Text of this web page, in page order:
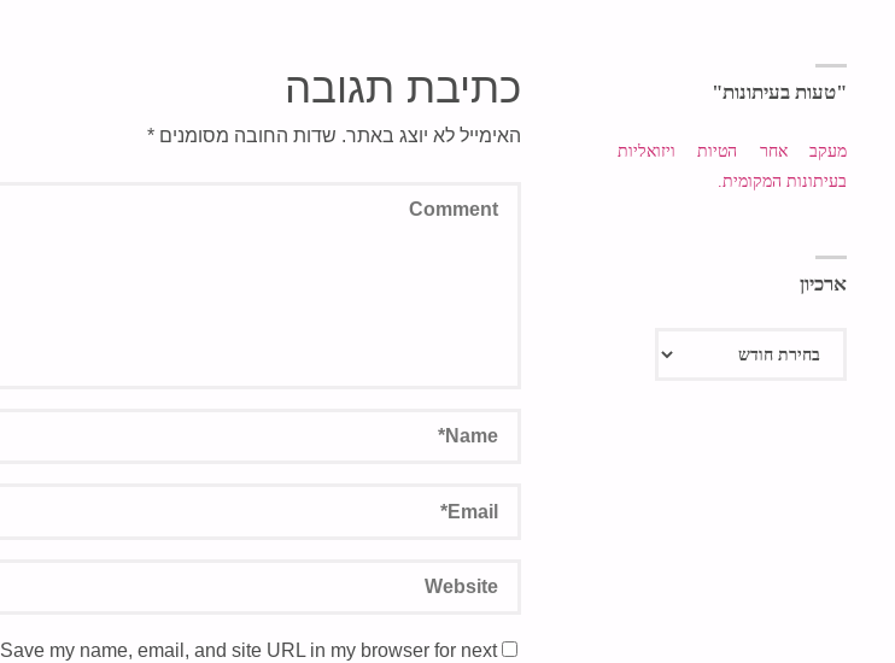
כתיבת תגובה
האימייל לא יוצג באתר. שדות החובה מסומנים *
Save my name, email, and site URL in my browser for next
"טעות בעיתונות"
מעקב אחר הטיות ויזואליות
בעיתונות המקומית.
ארכיון